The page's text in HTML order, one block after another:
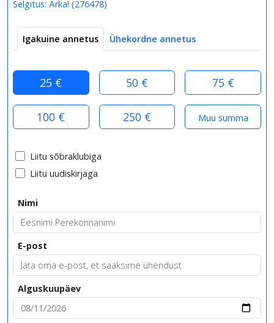
Selgitus: Ärka! (276478)
Igakuine annetus Ühekordne annetus
25 € 50 € 75 €
100 € 250 €
Liitu sõbraklubiga
Liitu uudiskirjaga
Nimi
E-post
Alguskuupäev